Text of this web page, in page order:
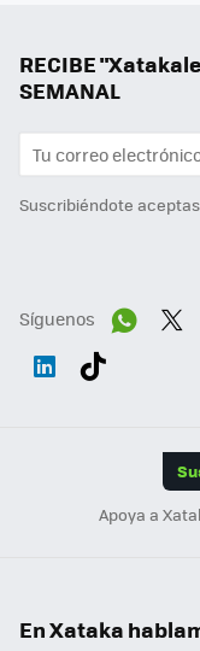
RECIBE
SEMANAL
Suscribiéndote
Síguenos
Apoya a
En Xataka